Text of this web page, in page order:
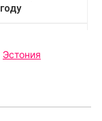
Эстония